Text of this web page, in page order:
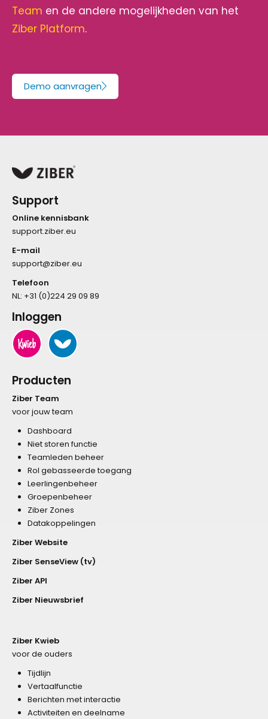
Team en de andere mogelijkheden van het
Ziber Platform.
Demo aanvragen
Support
Online kennisbank
support.ziber.eu
E-mail
support@ziber.eu
Telefoon
NL: +31 (0)224 29 09 89
Inloggen
Producten
Ziber Team
voor jouw team
Dashboard
Niet storen functie
Teamleden beheer
Rol gebasseerde toegang
Leerlingenbeheer
Groepenbeheer
Ziber Zones
Datakoppelingen
Ziber Website
Ziber SenseView (tv)
Ziber API
Ziber Nieuwsbrief
Ziber Kwieb
voor de ouders
Tijdlijn
Vertaalfunctie
Berichten met interactie
Activiteiten en deelname